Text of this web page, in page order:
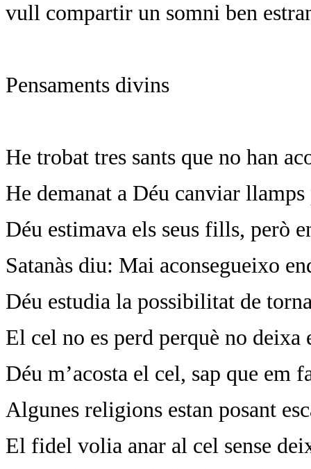
vull compartir un somni ben
Pensaments divins
He trobat tres sants que no han
He demanat a Déu canviar llamps
Déu estimava els seus fills, però
Satanàs diu: Mai aconsegueixo
Déu estudia la possibilitat de
El cel no es perd perquè no deixa
Déu m’acosta el cel, sap que em
Algunes religions estan posant
El fidel volia anar al cel sense